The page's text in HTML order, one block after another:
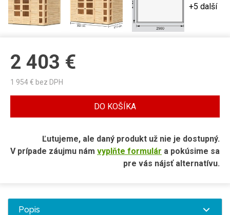
+5 další
2 403 €
1 954€ bez DPH
DO KOŠÍKA
Ľutujeme, ale daný produkt už nie je dostupný.
V prípade záujmu nám vyplňte formulár a pokúsime sa
pre vás nájsť alternatívu.
Popis